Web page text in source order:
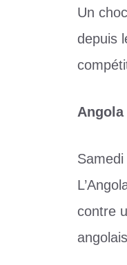
Un
depuis
Angola
contre